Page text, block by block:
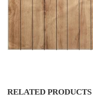
RELATED PRODUCTS